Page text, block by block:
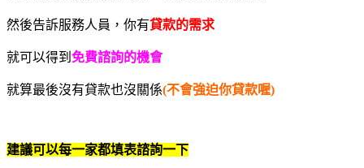
然後告訴服務人員，你有貸款的需求
就可以得到 免費諮詢的機會
就算最後沒有貸款也沒關係(不會強迫你貸款喔)
建議可以每一家都填表諮詢一下